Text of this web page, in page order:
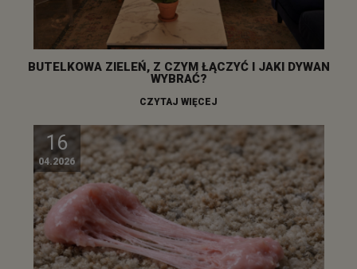
BUTELKOWA ZIELEŃ, Z CZYM ŁĄCZYĆ I JAKI DYWAN
WYBRAĆ?
CZYTAJ WIĘCEJ
16
04.2026